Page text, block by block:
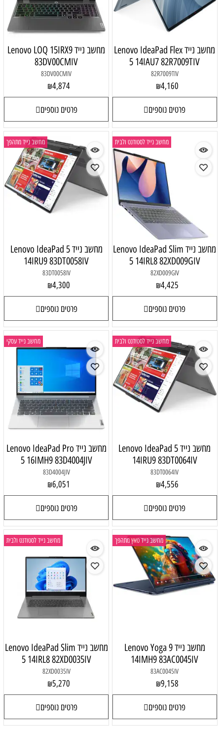
מחשב נייד Lenovo IdeaPad Flex
5 14IAU7 82R7009TIV
82R7009TIV
₪4,160
פרטים נוספים
מחשב נייד Lenovo LOQ 15IRX9
83DV00CMIV
83DV00CMIV
₪4,874
פרטים נוספים
מחשב נייד לסטודנט ולבית
מחשב נייד Lenovo IdeaPad Slim
5 14IRL8 82XD009GIV
82XD009GIV
₪4,425
פרטים נוספים
מחשב נייד מתהפך
מחשב נייד Lenovo IdeaPad 5
14IRU9 83DT0058IV
83DT0058IV
₪4,300
פרטים נוספים
מחשב נייד לסטודנט ולבית
מחשב נייד Lenovo IdeaPad 5
14IRU9 83DT0064IV
83DT0064IV
₪4,556
פרטים נוספים
מחשב נייד עסקי
מחשב נייד Lenovo IdeaPad Pro
5 16IMH9 83D4004JIV
83D4004JIV
₪6,051
פרטים נוספים
מחשב נייד טאץ מתהפך
מחשב נייד Lenovo Yoga 9
14IMH9 83AC0045IV
83AC0045IV
₪9,158
פרטים נוספים
מחשב נייד לסטודנט ולבית
מחשב נייד Lenovo IdeaPad Slim
5 14IRL8 82XD0035IV
82XD0035IV
₪5,270
פרטים נוספים